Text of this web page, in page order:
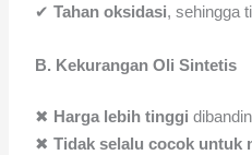
✔Tahan oksidasi, sehingga
B. Kekurangan Oli Sintetis
✖ Harga lebih tinggi
✖Tidak selalu cocok untuk